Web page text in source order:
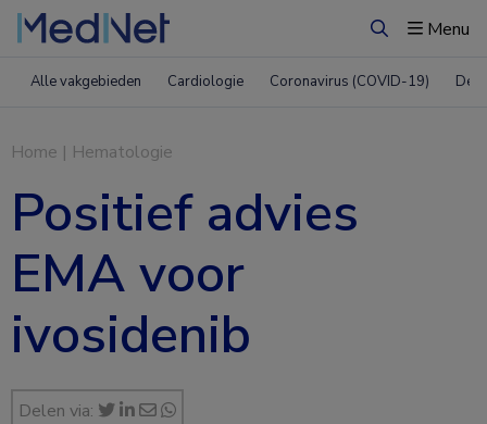
ZoekenMenu
Alle vakgebieden Cardiologie Coronavirus (COVID-19)
Home | Hematologie
Positief advies
EMA voor
ivosidenib
Delen via: